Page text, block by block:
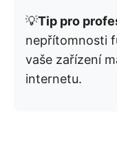
💡Tip pro
nepřítomnosti
vaše zařízení
internetu.